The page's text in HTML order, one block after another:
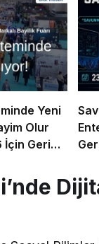
Yeni
Olur
İçin Geri